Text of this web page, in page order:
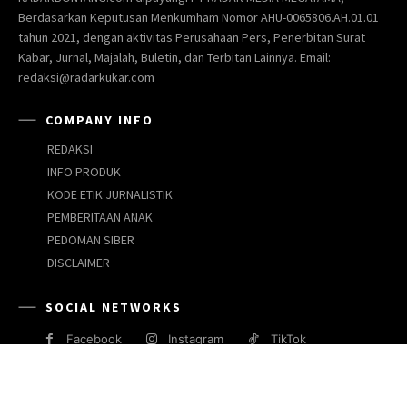
Berdasarkan Keputusan Menkumham Nomor AHU-0065806.AH.01.01
tahun 2021, dengan aktivitas Perusahaan Pers, Penerbitan Surat
Kabar, Jurnal, Majalah, Buletin, dan Terbitan Lainnya. Email:
redaksi@radarkukar.com
COMPANY INFO
REDAKSI
INFO PRODUK
KODE ETIK JURNALISTIK
PEMBERITAAN ANAK
PEDOMAN SIBER
DISCLAIMER
SOCIAL NETWORKS
Facebook Instagram TikTok